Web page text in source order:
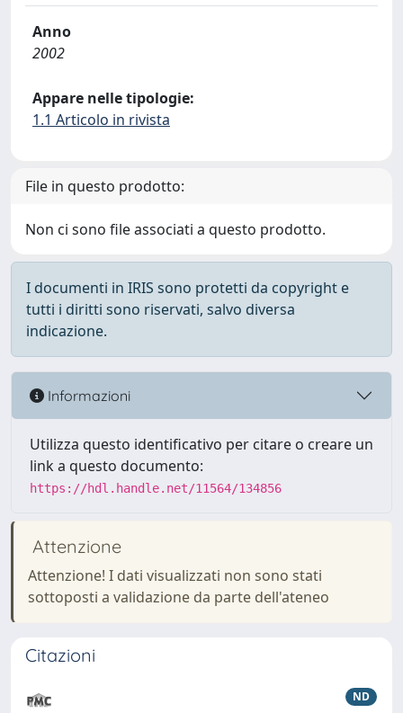
Anno
2002
Appare nelle tipologie:
1.1 Articolo in rivista
File in questo prodotto:
Non ci sono file associati a questo prodotto.
I documenti in IRIS sono protetti da copyright e
tutti i diritti sono riservati, salvo diversa
indicazione.
Informazioni
Utilizza questo identificativo per citare o creare un
link a questo documento:
https://hdl.handle.net/11564/134856
Attenzione
Attenzione! I dati visualizzati non sono stati
sottoposti a validazione da parte dell'ateneo
Citazioni
ND